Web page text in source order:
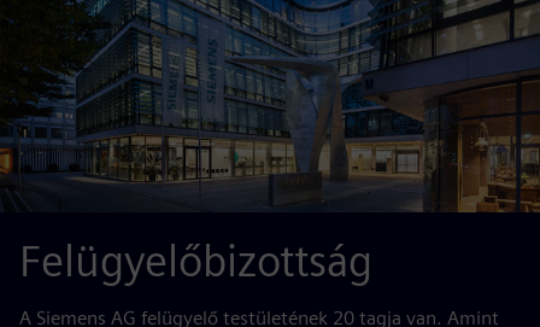
Felügyelőbizottság
A Siemens AG felügyelő testületének 20 tagja van. Amint